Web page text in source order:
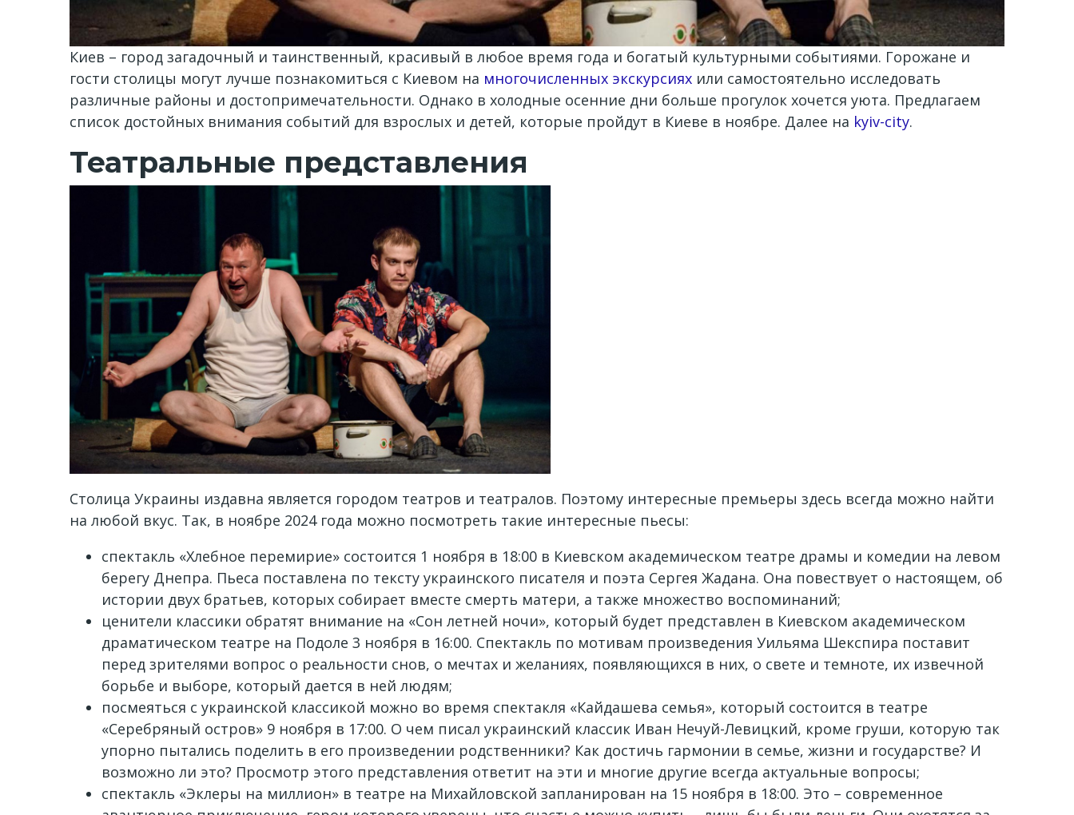
Киев – город загадочный и таинственный, красивый в любое время года и богатый культурными событиями. Горожане и
гости столицы могут лучше познакомиться с Киевом на многочисленных экскурсиях или самостоятельно исследовать
различные районы и достопримечательности. Однако в холодные осенние дни больше прогулок хочется уюта. Предлагаем
список достойных внимания событий для взрослых и детей, которые пройдут в Киеве в ноябре. Далее на kyiv-city.
Театральные представления
Столица Украины издавна является городом театров и театралов. Поэтому интересные премьеры здесь всегда можно найти
на любой вкус. Так, в ноябре 2024 года можно посмотреть такие интересные пьесы:
спектакль «Хлебное перемирие» состоится 1 ноября в 18:00 в Киевском академическом театре драмы и комедии на левом
берегу Днепра. Пьеса поставлена ​​по тексту украинского писателя и поэта Сергея Жадана. Она повествует о настоящем, об
истории двух братьев, которых собирает вместе смерть матери, а также множество воспоминаний;
ценители классики обратят внимание на «Сон летней ночи», который будет представлен в Киевском академическом
драматическом театре на Подоле 3 ноября в 16:00. Спектакль по мотивам произведения Уильяма Шекспира поставит
перед зрителями вопрос о реальности снов, о мечтах и ​​желаниях, появляющихся в них, о свете и темноте, их извечной
борьбе и выборе, который дается в ней людям;
посмеяться с украинской классикой можно во время спектакля «Кайдашева семья», который состоится в театре
«Серебряный остров» 9 ноября в 17:00. О чем писал украинский классик Иван Нечуй-Левицкий, кроме груши, которую так
упорно пытались поделить в его произведении родственники? Как достичь гармонии в семье, жизни и государстве? И
возможно ли это? Просмотр этого представления ответит на эти и многие другие всегда актуальные вопросы;
спектакль «Эклеры на миллион» в театре на Михайловской запланирован на 15 ноября в 18:00. Это – современное